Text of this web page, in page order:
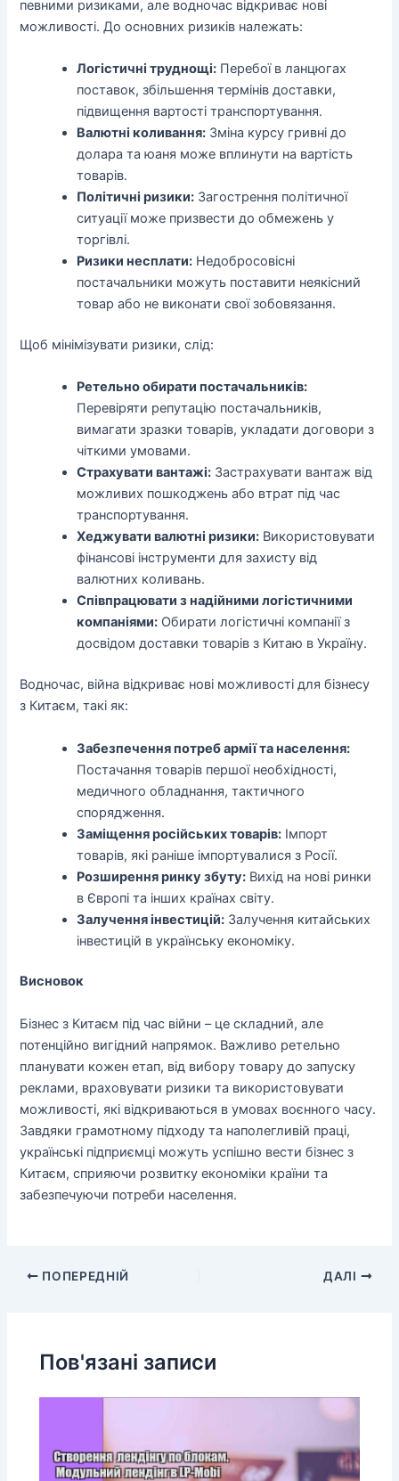
певними ризиками, але водночас відкриває нові
можливості. До основних ризиків належать:
Логістичні труднощі: Перебої в ланцюгах
поставок, збільшення термінів доставки,
підвищення вартості транспортування.
Валютні коливання: Зміна курсу гривні до
долара та юаня може вплинути на вартість
товарів.
Політичні ризики: Загострення політичної
ситуації може призвести до обмежень у
торгівлі.
Ризики несплати: Недобросовісні
постачальники можуть поставити неякісний
товар або не виконати свої зобовязання.
Щоб мінімізувати ризики, слід:
Ретельно обирати постачальників:
Перевіряти репутацію постачальників,
вимагати зразки товарів, укладати договори з
чіткими умовами.
Страхувати вантажі: Застрахувати вантаж від
можливих пошкоджень або втрат під час
транспортування.
Хеджувати валютні ризики: Використовувати
фінансові інструменти для захисту від
валютних коливань.
Співпрацювати з надійними логістичними
компаніями: Обирати логістичні компанії з
досвідом доставки товарів з Китаю в Україну.
Водночас, війна відкриває нові можливості для бізнесу
з Китаєм, такі як:
Забезпечення потреб армії та населення:
Постачання товарів першої необхідності,
медичного обладнання, тактичного
спорядження.
Заміщення російських товарів: Імпорт
товарів, які раніше імпортувалися з Росії.
Розширення ринку збуту: Вихід на нові ринки
в Європі та інших країнах світу.
Залучення інвестицій: Залучення китайських
інвестицій в українську економіку.
Висновок
Бізнес з Китаєм під час війни – це складний, але
потенційно вигідний напрямок. Важливо ретельно
планувати кожен етап, від вибору товару до запуску
реклами, враховувати ризики та використовувати
можливості, які відкриваються в умовах воєнного часу.
Завдяки грамотному підходу та наполегливій праці,
українські підприємці можуть успішно вести бізнес з
Китаєм, сприяючи розвитку економіки країни та
забезпечуючи потреби населення.
ПОПЕРЕДНІЙ ДАЛІ
Пов'язані записи